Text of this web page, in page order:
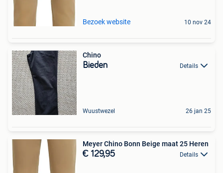
Bezoek website 10 nov 24
Chino
Bieden Details
Wuustwezel 26 jan 25
Meyer Chino Bonn Beige maat 25 Heren
€ 129,95 Details